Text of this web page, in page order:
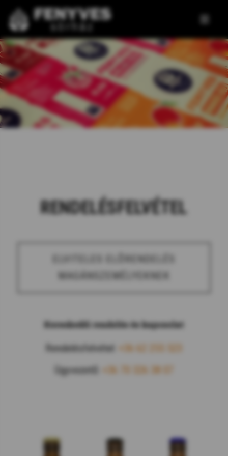
tartalomra
RENDELÉSFELVÉTEL
MAGÁNSZEMÉLYEKNEK
Kereskedői rendelés és kapcsolat
Rendelésfelvétel:
+36 62 255 523
Ügyvezető:
+36 70 326 38 07